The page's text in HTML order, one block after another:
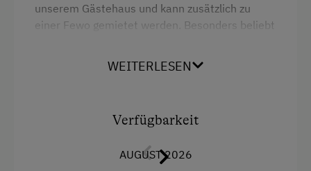
unserem Gästehaus und kann zusätzlich zu
einer Fewo gemietet werden. Besonders beliebt
WEITERLESEN
Verfügbarkeit
AUGUST 2026